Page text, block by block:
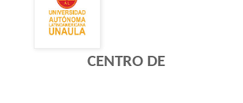
CENTRO DE